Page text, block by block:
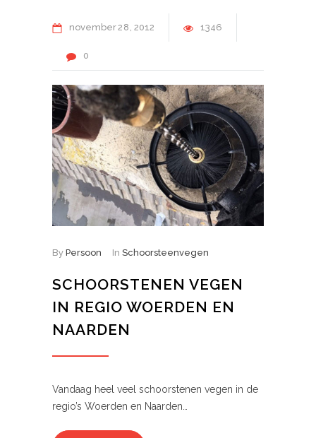
november28 2012 1346
0
By Persoon In Schoorsteenvegen
SCHOORSTENEN VEGEN
IN REGIO WOERDEN EN
NAARDEN
Vandaag heel veel schoorstenen vegen in de
regio’s Woerden en Naarden…